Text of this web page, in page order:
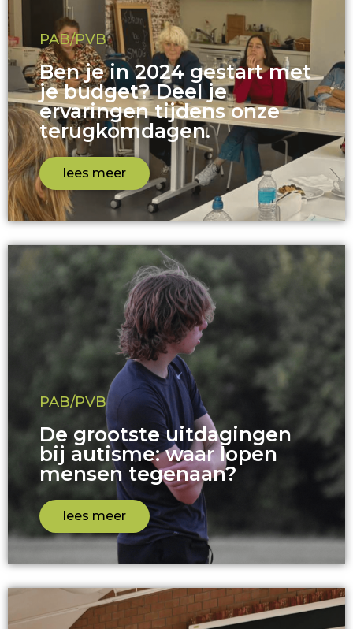
PAB/PVB
Ben je in 2024 gestart met
je budget? Deel je
ervaringen tijdens onze
terugkomdagen.
lees meer
PAB/PVB
De grootste uitdagingen
bij autisme: waar lopen
mensen tegenaan?
lees meer